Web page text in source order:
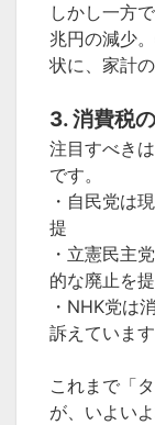
しかし一方
兆円の減少
状に、家計
3. 消費税
注目すべき
です。
・自民党は
提
・立憲民主
的な廃止を
・NHK党は
訴えています
これまで「
が、いよい